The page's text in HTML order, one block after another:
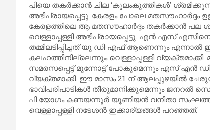
പിയെ തകർക്കാൻ ചില ‘കുലംകുത്തികൾ’
അഭിപ്രായപ്പെട്ടു. കേരളം പോലെ മതസൗഹാർദ്ദം
കേരളത്തിലെ ആ മതസൗഹാർദ്ദം തകർക്കാൻ പല
വെള്ളാപ്പള്ളി അഭിപ്രായപ്പെട്ടു. എൻ എസ്
തമ്മിലടിപ്പിച്ചത് യു ഡി എഫ് ആണെന്നും
കലഹത്തിനില്ലെന്നും വെള്ളാപ്പള്ളി
സമരസപ്പെട്ട് മുന്നോട്ട് പോകുമെന്നും എസ് എൻ ഡി
വ്യക്തമാക്കി. ഈ മാസം 21 ന് ആലപ്പുഴയിൽ
ഭാവിപരിപാടികൾ തീരുമാനിക്കുമെന്നും ജനറൽ
പി യോഗം കണയന്നൂർ യൂണിയൻ വനിതാ
വെള്ളാപ്പള്ളി നടേശൻ ഇക്കാര്യങ്ങൾ പറഞ്ഞത്.